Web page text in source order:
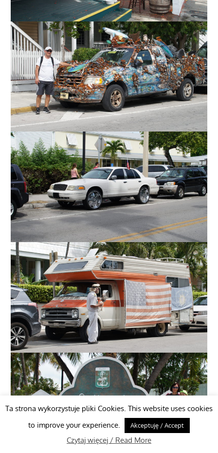
Ta strona wykorzystuje pliki Cookies. This website uses cookies
to improve your experience.
Akceptuję / Accept
Czytaj więcej / Read More